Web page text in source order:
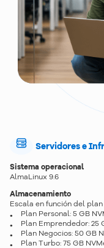
Servidores e
Sistema operacional
AlmaLinux 9.6
Almacenamiento
Escala en función del
Plan Personal: 5 GB
Plan Emprendedor: 25
Plan Negocios: 50 GB
Plan Turbo: 75 GB